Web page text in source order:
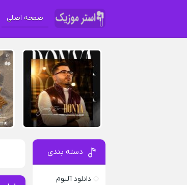
صفحه اصلی
دسته بندی
دانلود آلبوم